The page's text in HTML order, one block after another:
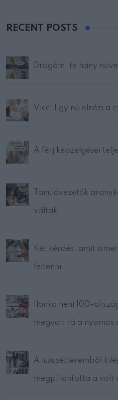
RECENT POSTS
Drágám, te hány
Vicc: Egy nő elnézi a
A férj képzelgései
Tanulóvezetők
váltak
Két kérdés, amit
feltenni
Ilonka néni 100-al
megvolt rá a nyomós
A luxusétteremből
megpillantotta a volt